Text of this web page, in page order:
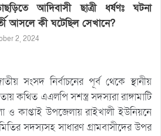
আদিবাসী ছাত্রী ধর্ষণঃ ঘটনা
আসলে কী ঘটেছিল সেখানে?
2, 2024
সংসদ নির্বাচনের পূর্ব থেকে স্থানীয়
কথিত এএলপি সশস্ত্র সদস্যরা রাঙ্গামাটি
ও কাপ্তাই উপজেলায় রাইখালী ইউনিয়নে
সদস্যসহ সাধারণ গ্রামবাসীদের উপর